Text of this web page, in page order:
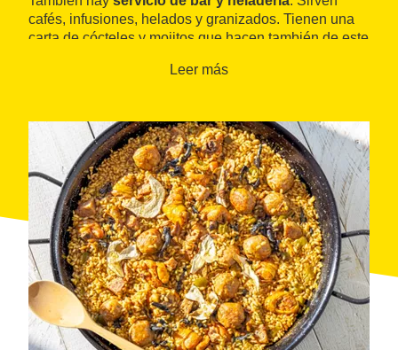
cafés, infusiones, helados y granizados. Tienen una
carta de cócteles y mojitos que hacen también de este
Leer más